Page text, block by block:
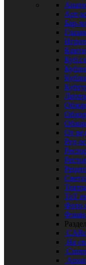
Арт-
Бар-
От
Ред
ТоТ
Фото
На